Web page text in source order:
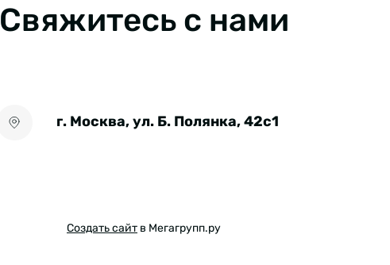
Свяжитесь с нами
г. Москва, ул. Б. Полянка, 42с1
Создать сайтв Мегагрупп.ру